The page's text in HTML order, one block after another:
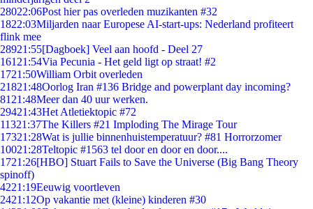
28022:06Post hier pas overleden muzikanten #32
1822:03Miljarden naar Europese AI-start-ups: Nederland profiteert
flink mee
28921:55[Dagboek] Veel aan hoofd - Deel 27
161 21:54Via Pecunia - Het geld ligt op straat! #2
1721:50William Orbit overleden
21821:48Oorlog Iran #136 Bridge and powerplant day incoming?
81 21:48Meer dan 40 uur werken.
29421:43Het Atletiektopic #72
11321:37The Killers #21 Imploding The Mirage Tour
17321:28Wat is jullie binnenhuistemperatuur? #81 Horrorzomer
10021:28Teltopic #1563 tel door en door en door....
1721:26[HBO] Stuart Fails to Save the Universe (Big Bang Theory
spinoff)
4221:19Eeuwig voortleven
2421:12Op vakantie met (kleine) kinderen #30